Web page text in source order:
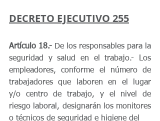
DECRETO EJECUTIVO 255
Artículo 18.- De los responsables para la
seguridad y salud en el trabajo.- Los
empleadores, conforme el número de
trabajadores que laboren en el lugar
y/o centro de trabajo, y el nivel de
riesgo laboral, designarán los monitores
o técnicos de seguridad e higiene del